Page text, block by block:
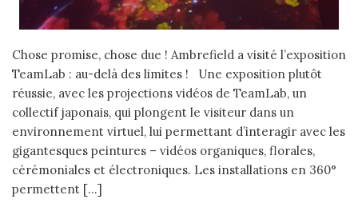
Chose promise, chose due ! Ambrefield a visité l’exposition
TeamLab : au-delà des limites ! Une exposition plutôt
réussie, avec les projections vidéos de TeamLab, un
collectif japonais, qui plongent le visiteur dans un
environnement virtuel, lui permettant d’interagir avec les
gigantesques peintures – vidéos organiques, florales,
cérémoniales et électroniques. Les installations en 360°
permettent […]